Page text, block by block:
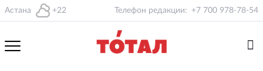
Астана +22 Телефон редакции: +7 700 978-78-54